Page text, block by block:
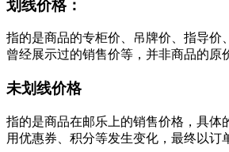
划线价格：
指的是商品的专柜价、吊牌价、指导价
曾经展示过的销售价等，并非商品的原
未划线价格
指的是商品在邮乐上的销售价格，具体
用优惠券、积分等发生变化，最终以订